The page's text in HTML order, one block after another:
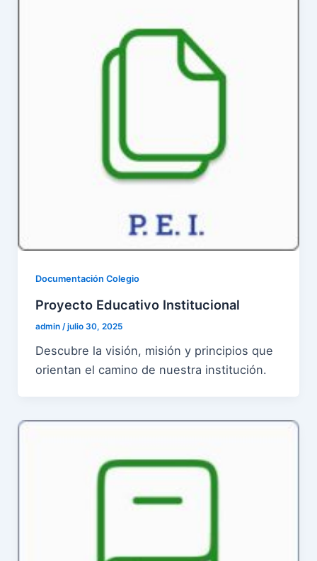
Documentación Colegio
Proyecto Educativo Institucional
admin /julio 30, 2025
Descubre la visión, misión y principios que
orientan el camino de nuestra institución.